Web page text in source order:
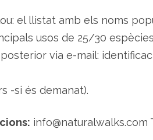
l
o
t
o
r
el llistat amb els noms
usos de 25/30
via e-mail:
-si és demanat).
info@naturalwalks.com